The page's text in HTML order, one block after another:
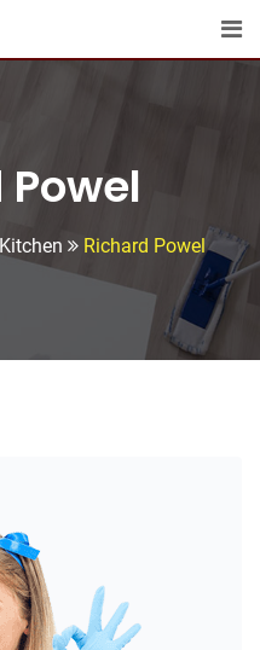
Kitchen Richard Powel